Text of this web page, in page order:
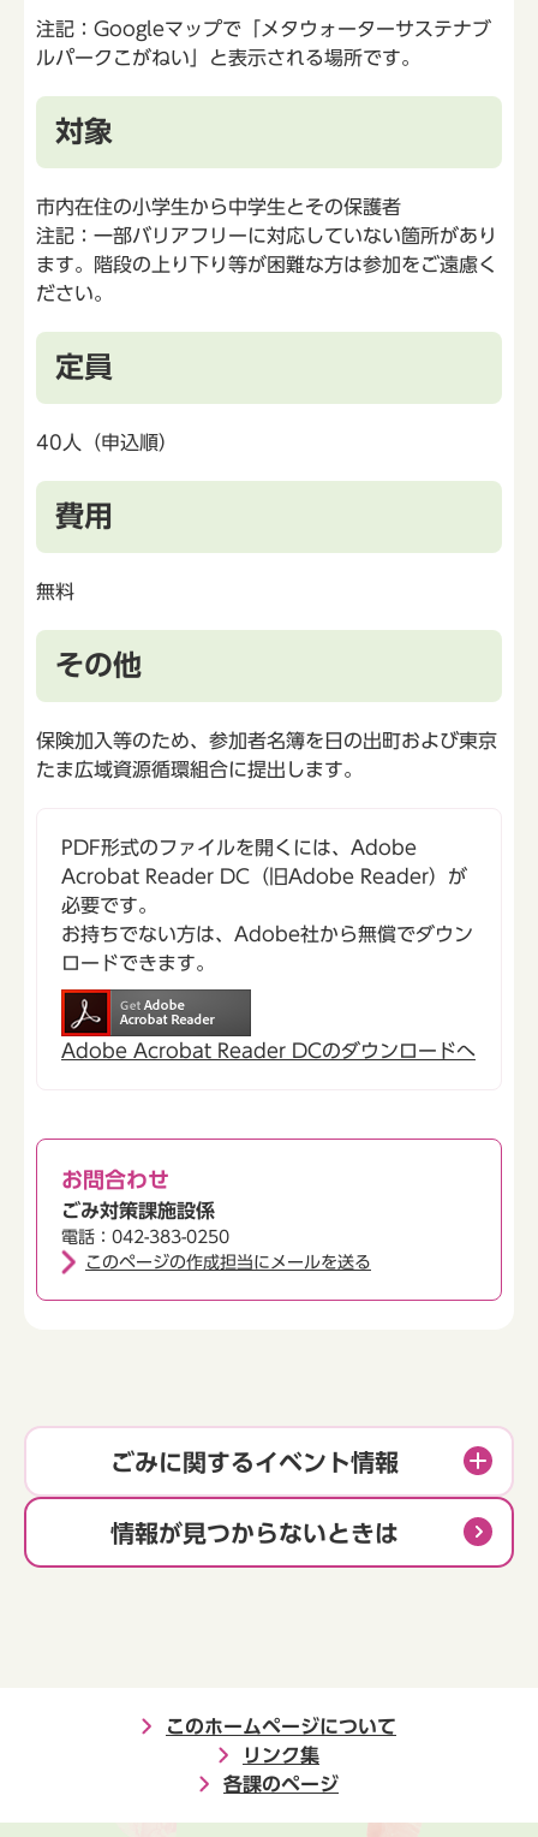
注記：Googleマップで「メタウォーターサステナブ
ルパークこがねい」と表示される場所です。
対象
市内在住の小学生から中学生とその保護者
注記：一部バリアフリーに対応していない箇所があり
ます。階段の上り下り等が困難な方は参加をご遠慮く
ださい。
定員
40人（申込順）
費用
無料
その他
保険加入等のため、参加者名簿を日の出町および東京
たま広域資源循環組合に提出します。
PDF形式のファイルを開くには、Adobe
Acrobat Reader DC（旧Adobe Reader）が
必要です。
お持ちでない方は、Adobe社から無償でダウン
ロードできます。
Adobe Acrobat Reader DCのダウンロードへ
お問合わせ
ごみ対策課施設係
電話：042-383-0250
このページの作成担当にメールを送る
ごみに関するイベント情報
情報が見つからないときは
このホームページについて
リンク集
各課のページ